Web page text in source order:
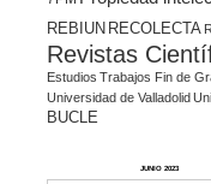
REBIUN RECOLECTA
Revistas
Estudios Trabajos Fin de
Universidad de Valladolid
BUCLE
JUNIO 2023